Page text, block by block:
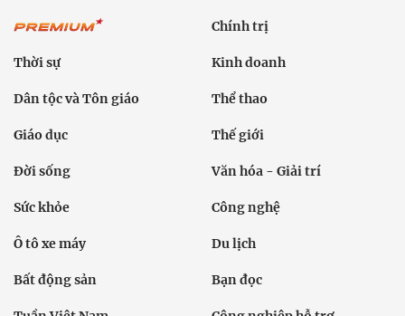
Chính trị
Thời sự Kinh doanh
Dân tộc và Tôn giáo Thể thao
Giáo dục Thế giới
Đời sống Văn hóa - Giải trí
Sức khỏe Công nghệ
Ô tô xe máy Du lịch
Bất động sản Bạn đọc